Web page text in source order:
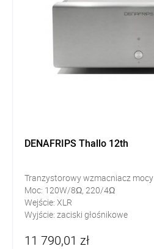
DENAFRIPS Thallo 12th
Tranzystorowy wzmacniacz mocy
Moc: 120W/8Ω, 220/4Ω
Wejście: XLR
Wyjście: zaciski głośnikowe
11 790,01 zł